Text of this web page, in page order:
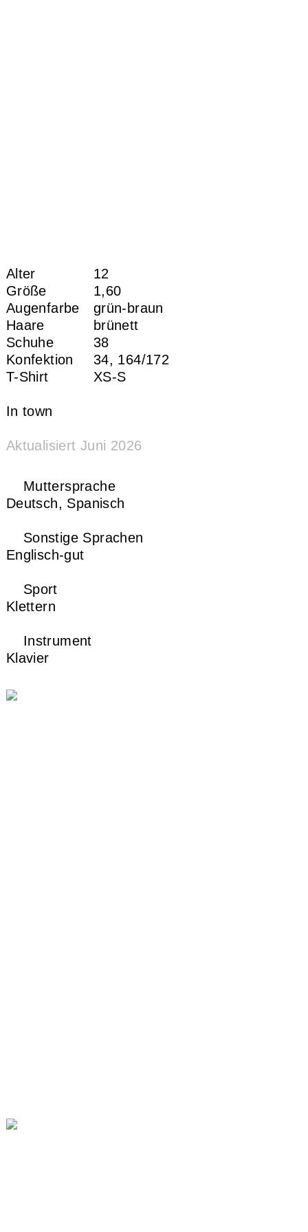
Alter
12
Größe
1,60
Augenfarbe
grün-braun
Haare
brünett
Schuhe
38
Konfektion
34, 164/172
T-Shirt
XS-S
In town
Aktualisiert Juni 2026
Muttersprache
Deutsch, Spanisch
Sonstige Sprachen
Englisch-gut
Sport
Klettern
Instrument
Klavier